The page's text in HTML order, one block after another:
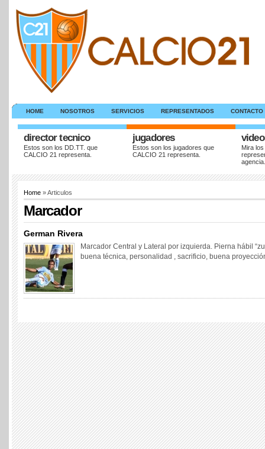
HOME NOSOTROS SERVICIOS REPRESENTADOS CONTACTO
director tecnico
Estos son los DD.TT. que
CALCIO 21 representa.
jugadores
Estos son los jugadores que
CALCIO 21 representa.
Mira
agencia.
Home » Articulos
Marcador
German Rivera
Marcador Central y Lateral por izquierda. Pierna hábil
buena técnica, personalidad , sacrificio, buena